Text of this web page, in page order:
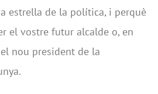
estrella de la política, i perquè
el vostre futur alcalde o, en
nou president de la